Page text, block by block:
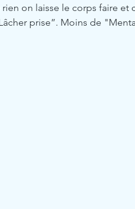
on laisse le corps faire et
prise”. Moins de